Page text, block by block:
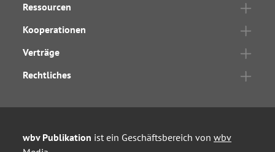
Ressourcen
Kooperationen
Verträge
Rechtliches
wbv Publikation ist ein Geschäftsbereich von wbv